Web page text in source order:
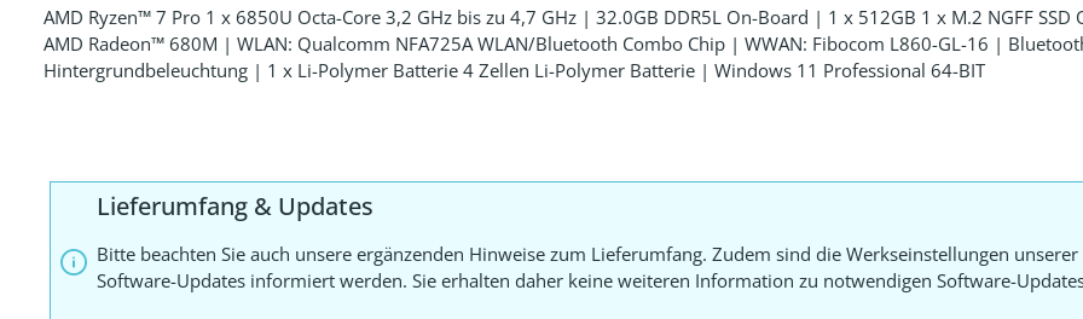
AMD Ryzen™ 7 Pro 1 x 6850U Octa-Core 3,2 GHz bis zu 4,7 GHz | 32.0GB DDR5L On-Board | 1 x 512GB 1 x M.2 NGFF
AMD Radeon™ 680M | WLAN: Qualcomm NFA725A WLAN/Bluetooth Combo Chip | WWAN: Fibocom L860-GL-16 |
Hintergrundbeleuchtung | 1 x Li-Polymer Batterie 4 Zellen Li-Polymer Batterie | Windows 11 Professional 64-BIT
Lieferumfang & Updates
Bitte beachten Sie auch unsere ergänzenden Hinweise zum Lieferumfang. Zudem sind die Werkseinstellungen
Software-Updates informiert werden. Sie erhalten daher keine weiteren Information zu notwendigen Software-